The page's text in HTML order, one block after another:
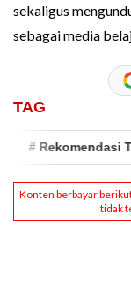
sekaligus
sebagai media
TAG
# Rekomendasi